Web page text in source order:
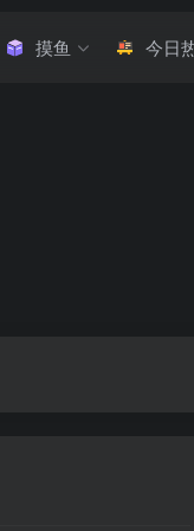
摸鱼 今日